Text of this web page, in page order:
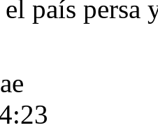
país persa